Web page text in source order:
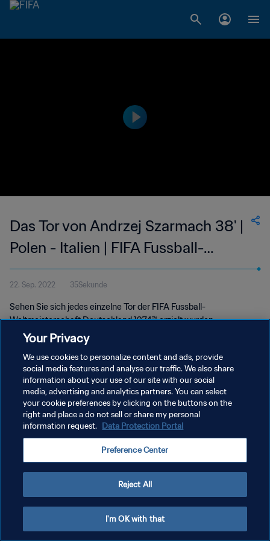
Das Tor von Andrzej Szarmach 38' |
Polen - Italien | FIFA Fussball-
Weltmeisterschaft Deutschland
1974™
22. Sep. 2022 35Sekunde
Sehen Sie sich jedes einzelne Tor der FIFA Fussball-
Weltmeisterschaft Deutschland 1974™ erzielt wurden.
DATENSCHUTZ
NUTZUNGSBEDINGUNGEN
COOKIE-EINSTELLUNGEN VERWALTEN
Your Privacy
We use cookies to personalize content and ads, provide
social media features and analyse our traffic. We also share
information about your use of our site with our social
media, advertising and analytics partners. You can select
your cookie preferences by clicking on the buttons on the
right and place a do not sell or share my personal
information request. Data Protection Portal
Preference Center
Reject All
I'm OK with that